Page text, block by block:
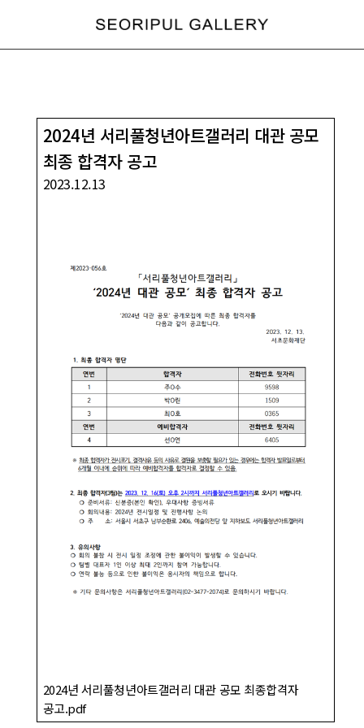
2024년 서리풀청년아트갤러리 대관 공모
최종 합격자 공고
2023.12.13
2024년 서리풀청년아트갤러리 대관 공모 최종합격자
공고.pdf